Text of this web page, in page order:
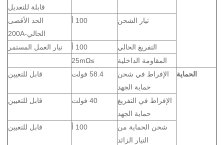
قابلة للتعديل
تيار الشحن
100 أ
الحد الأقصى
الحالي-200A
التفريغ الحالي
100 أ
تيار العمل المستمر
المقاومة الداخلية
≥25mΩ
الحماية
الإفراط في شحن
حماية الجهد
58.4 فولت قابل للتعيين
الإفراط في التفريغ
حماية الجهد
40 فولت قابل للتعيين
شحن الحماية من
التيار الزائد
100 أ قابل للتعيين